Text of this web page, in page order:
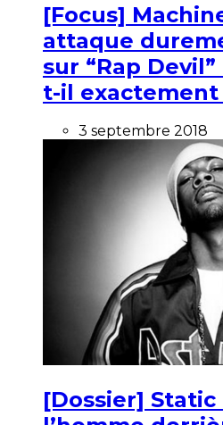
[Focus]
attaque
sur “Rap
t-il exactement
3 septembre 2018
[Dossier] Static